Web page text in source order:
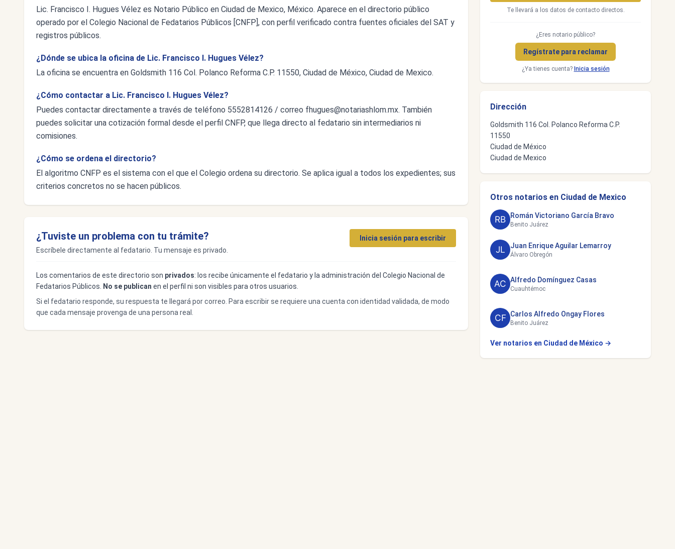
Lic. Francisco I. Hugues Vélez es Notario Público en Ciudad de Mexico, México. Aparece en el directorio público
operado por el Colegio Nacional de Fedatarios Públicos [CNFP], con perfil verificado contra fuentes oficiales del SAT y
registros públicos.
¿Dónde se ubica la oficina de Lic. Francisco I. Hugues Vélez?
La oficina se encuentra en Goldsmith 116 Col. Polanco Reforma C.P. 11550, Ciudad de México, Ciudad de Mexico.
¿Cómo contactar a Lic. Francisco I. Hugues Vélez?
Puedes contactar directamente a través de teléfono 5552814126 / correo fhugues@notariashlom.mx. También
puedes solicitar una cotización formal desde el perfil CNFP, que llega directo al fedatario sin intermediarios ni
comisiones.
¿Cómo se ordena el directorio?
El algoritmo CNFP es el sistema con el que el Colegio ordena su directorio. Se aplica igual a todos los expedientes; sus
criterios concretos no se hacen públicos.
¿Tuviste un problema con tu trámite?
Escríbele directamente al fedatario. Tu mensaje es privado.
Inicia sesión para escribir
Los comentarios de este directorio son privados: los recibe únicamente el fedatario y la administración del Colegio Nacional de
Fedatarios Públicos.
No se publican en el perfil ni son visibles para otros usuarios.
Si el fedatario responde, su respuesta te llegará por correo. Para escribir se requiere una cuenta con identidad validada, de modo
que cada mensaje provenga de una persona real.
Te llevará a los datos de contacto directos.
¿Eres notario público?
Regístrate para reclamar
¿Ya tienes cuenta? Inicia sesión
Dirección
Goldsmith 116 Col. Polanco Reforma C.P.
11550
Ciudad de México
Ciudad de Mexico
Otros notarios en Ciudad de Mexico
Román Victoriano García Bravo
Benito Juárez
Juan Enrique Aguilar Lemarroy
Álvaro Obregón
Alfredo Domínguez Casas
Cuauhtémoc
Carlos Alfredo Ongay Flores
Benito Juárez
Ver notarios en Ciudad de México →